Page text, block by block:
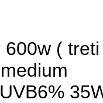
(